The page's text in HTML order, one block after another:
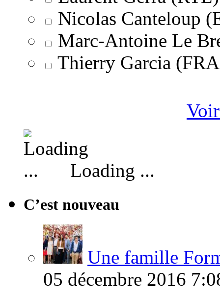
Nicolas Canteloup
Marc-Antoine Le
Thierry Garcia
Loading ...
C’est nouveau
Une famille
05 décembre 2016